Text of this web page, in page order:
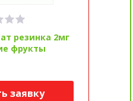
резинка 2мг
фрукты
заявку